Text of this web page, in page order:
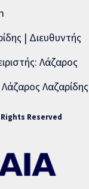
| Διευθυντής
Λάζαρος
Λαζαρίδης
Reserved